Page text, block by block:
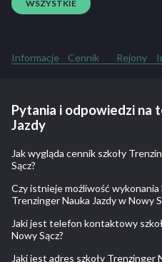
WSZYSTKIE
Informacje Cennik Rejony
Pytania i odpowiedzi na
Jazdy
Jak wygląda cennik szkoły
Sącz?
Kurs kat. B: 1500
Czy istnieje możliwość
Trenzinger Nauka Jazdy w Nowy
Nie, nie ma takiej możliwości.
Jaki jest telefon kontaktowy
Nowy Sącz?
Jaki jest adres szkoły Trenzinger